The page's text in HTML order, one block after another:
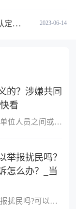
2023-06-14
么？
的？涉嫌共同
看
一、什么是共同职务犯罪单位人员之间或者单位人员与单位以外的人员
举报扰民吗？
怎么办？_当
白天电钻声音太大可以举报扰民吗?可以举报扰民,可以向民警反映或者